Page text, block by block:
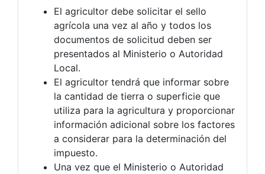
El agricultor debe solicitar el sello
agrícola una vez al año y todos los
documentos de solicitud deben ser
presentados al Ministerio o Autoridad
Local.
El agricultor tendrá que informar sobre
la cantidad de tierra o superficie que
utiliza para la agricultura y proporcionar
información adicional sobre los factores
a considerar para la determinación del
impuesto.
Una vez que el Ministerio o Autoridad